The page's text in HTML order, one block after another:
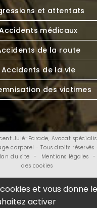
et vous donne
activer
et attentats
médicaux
de la route
Accidents de la vie
des victimes
Julé-Parade, Avocat
corporel - Tous droits
du site - Mentions légales -
des cookies